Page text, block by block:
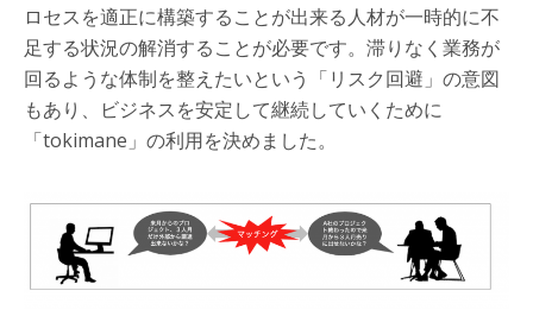
ロセスを適正に構築することが出来る人材が一時的に不
足する状況の解消することが必要です。滞りなく業務が
回るような体制を整えたいという「リスク回避」の意図
もあり、ビジネスを安定して継続していくために
「tokimane」の利用を決めました。